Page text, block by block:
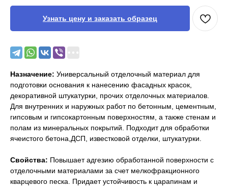
Узнать цену и заказать образец
Назначение: Универсальный отделочный материал для
подготовки основания к нанесению фасадных красок,
декоративной штукатурки, прочих отделочных материалов.
Для внутренних и наружных работ по бетонным, цементным,
гипсовым и гипсокартонным поверхностям, а также стенам и
полам из минеральных покрытий. Подходит для обработки
ячеистого бетона,ДСП, известковой отделки, штукатурки.
Свойства: Повышает адгезию обработанной поверхности с
отделочными материалами за счет мелкофракционного
кварцевого песка. Придает устойчивость к царапинам и